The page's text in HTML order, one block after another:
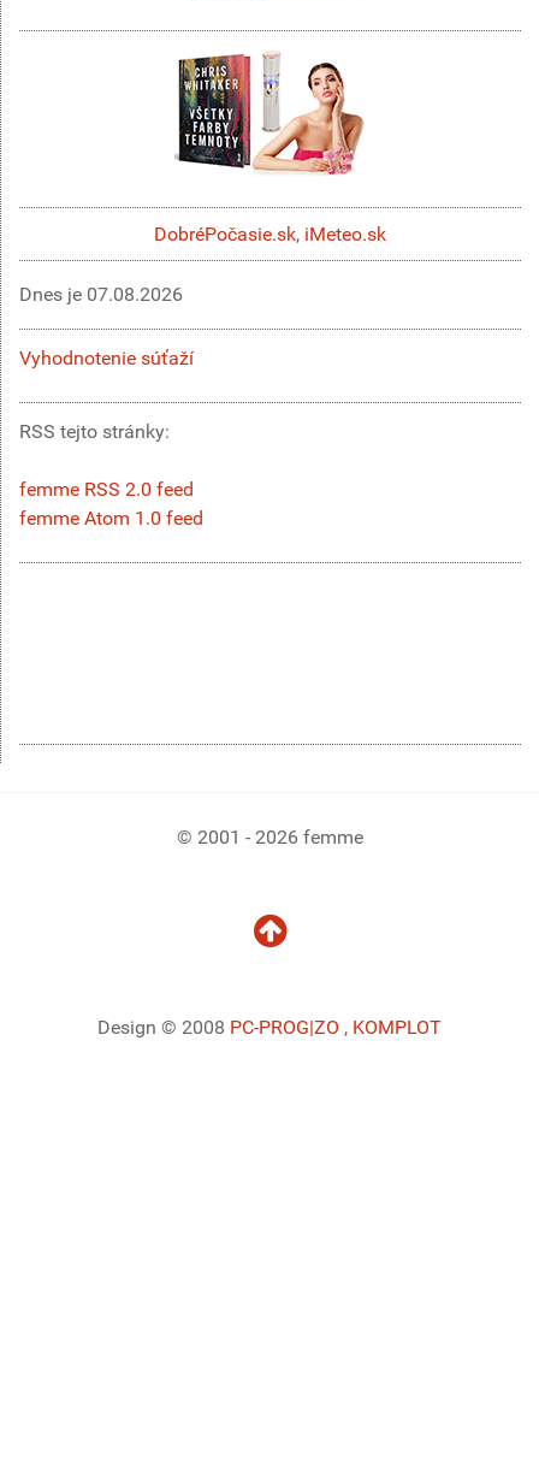
DobréPočasie.sk, iMeteo.sk
Dnes je 07.08.2026
Vyhodnotenie súťaží
RSS tejto stránky:
femme RSS 2.0 feed
femme Atom 1.0 feed
© 2001 - 2026 femme
Design © 2008 PC-PROG|ZO , KOMPLOT